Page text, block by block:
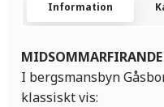
Information
I bergsmansbyn
klassiskt vis: